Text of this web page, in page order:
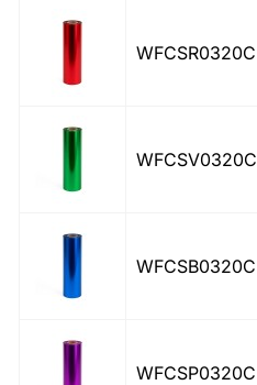
WFCSR0320C
WFCSV0320C
WFCSB0320C
WFCSP0320C